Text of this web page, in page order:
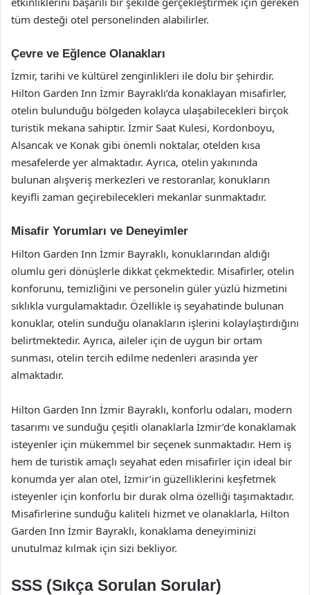
tüm desteği otel personelinden alabilirler.
Çevre ve Eğlence Olanakları
İzmir, tarihi ve kültürel zenginlikleri ile dolu bir şehirdir.
Hilton Garden Inn İzmir Bayraklı’da konaklayan misafirler,
otelin bulunduğu bölgeden kolayca ulaşabilecekleri birçok
turistik mekana sahiptir. İzmir Saat Kulesi, Kordonboyu,
Alsancak ve Konak gibi önemli noktalar, otelden kısa
mesafelerde yer almaktadır. Ayrıca, otelin yakınında
bulunan alışveriş merkezleri ve restoranlar, konukların
keyifli zaman geçirebilecekleri mekanlar sunmaktadır.
Misafir Yorumları ve Deneyimler
Hilton Garden Inn İzmir Bayraklı, konuklarından aldığı
olumlu geri dönüşlerle dikkat çekmektedir. Misafirler, otelin
konforunu, temizliğini ve personelin güler yüzlü hizmetini
sıklıkla vurgulamaktadır. Özellikle iş seyahatinde bulunan
konuklar, otelin sunduğu olanakların işlerini kolaylaştırdığını
belirtmektedir. Ayrıca, aileler için de uygun bir ortam
sunması, otelin tercih edilme nedenleri arasında yer
almaktadır.
Hilton Garden Inn İzmir Bayraklı, konforlu odaları, modern
tasarımı ve sunduğu çeşitli olanaklarla İzmir’de konaklamak
isteyenler için mükemmel bir seçenek sunmaktadır. Hem iş
hem de turistik amaçlı seyahat eden misafirler için ideal bir
konumda yer alan otel, İzmir’in güzelliklerini keşfetmek
isteyenler için konforlu bir durak olma özelliği taşımaktadır.
Misafirlerine sunduğu kaliteli hizmet ve olanaklarla, Hilton
Garden Inn İzmir Bayraklı, konaklama deneyiminizi
unutulmaz kılmak için sizi bekliyor.
SSS (Sıkça Sorulan Sorular)